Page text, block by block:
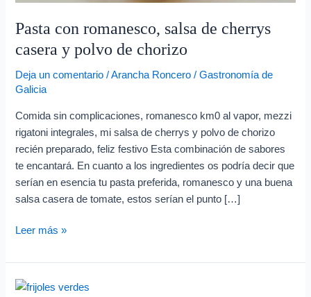
Pasta con romanesco, salsa de cherrys
casera y polvo de chorizo
Deja un comentario /Arancha Roncero /Gastronomía de
Galicia
Comida sin complicaciones, romanesco km0 al vapor, mezzi
rigatoni integrales, mi salsa de cherrys y polvo de chorizo
recién preparado, feliz festivo Esta combinación de sabores
te encantará. En cuanto a los ingredientes os podría decir que
serían en esencia tu pasta preferida, romanesco y una buena
salsa casera de tomate, estos serían el punto […]
Leer más »
Frijoles